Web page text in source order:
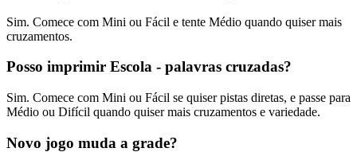
Sim. Comece com Mini ou Fácil e tente Médio quando quiser mais
cruzamentos.
Posso imprimir Escola - palavras cruzadas?
Sim. Comece com Mini ou Fácil se quiser pistas diretas, e passe para
Médio ou Difícil quando quiser mais cruzamentos e variedade.
Novo jogo muda a grade?